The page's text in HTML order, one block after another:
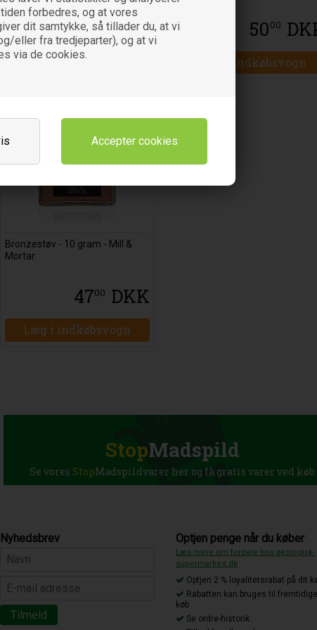
forbedres, og at vores
dit samtykke, så tillader du, at vi
eller fra tredjeparter), og at vi
via de cookies.
6800 DKK 5000
Bronzestøv - 10 gram - Mill &
Mortar
4700 DKK
StopMadspild
Se vores StopMadspildvarer her og få gratis varer ved køb
Nyhedsbrev Optjen penge når du køber
Læs mere om fordele hos økologisk-
supermarked.dk
Optjen 2 % loyalitetsrabat på dit
Rabatten kan bruges til fremtidige
køb
Se ordre-historik